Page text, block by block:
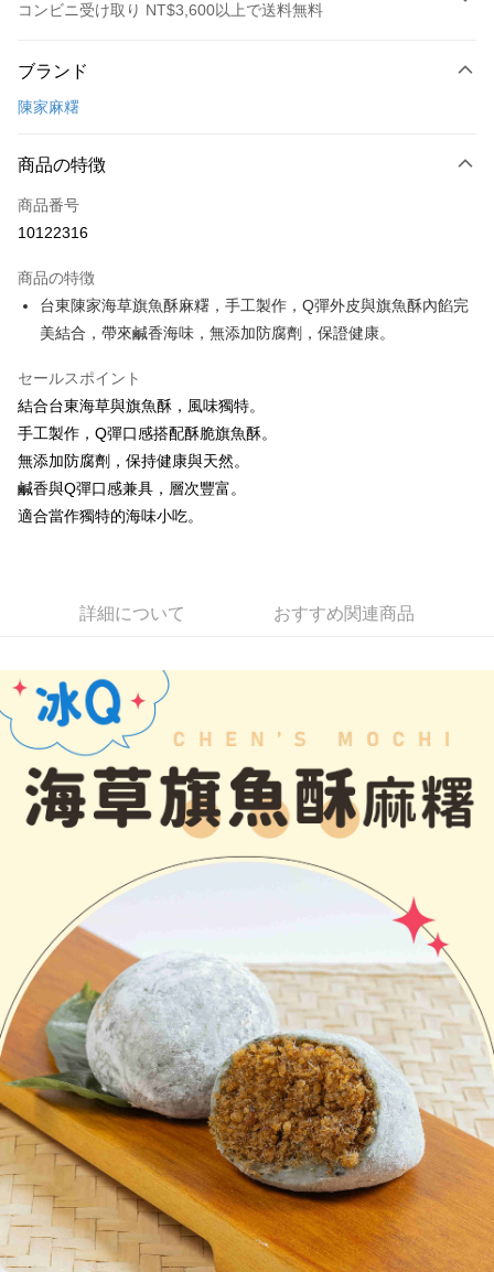
コンビニ受け取り NT$3,600以上で送料無料
クレジットカード1回払い
AFTEE代金後払い
一、 AFTEE代金後払いについて
1.お支払い方法でAFTEE代金後払いを選択すると、携帯電話認証ウィンド
2.SMSで認証してお支払い手続を進めてください。
3.注文するときのお支払いは不要です。商品はご指定の住所に配送されま
す。
4.ご注文が完了すると、携帯に支払い通知のSMSが届きます。アプリ会員
5.商品受け取り時のお支払いは不要です。商品を確かめてから、SMSまた
グでお支払いください。
代金納付期限は最短で 14 日以内ですので、ご注意ください。AFTEE アプ
リをダウンロードして AFTEE 会員になるとお支払い期限を最長 45 日以内
まで延長できます。
わらず、AFTEEで指定された期限内にお支払いください。
1.初回 AFTEEを ご利用の際に、認証結果及び当社の審査の結果に基づ
き、限度額が設定されます。
2.決済金額は最低NT$20です。
3.現在、台湾の会員のみご利用いただけます。
三、利用規約「AFTEE代金後払い」（以下当サービスという）はネットプ
ロテクションズ（以下 AFTEE という）が提供し、AFTEEが代金を徴収し
ます。当サービスご利用の際に提供しなければならない個人情報（注文者
の氏名、電話番号、受取人の氏名、電話番号、受取人住所を含むがこれに
す。AFTEEの個人情報の収集、処理、利用について、詳細はAFTEE公式ホ
ームページの『個人情報の収集、処理及び利用に関する声明』をご参照く
https://aftee.tw/privacypolicy/
AFTEEの初回ご利用の際に、審査を通過すれば、最高額がNT$10,000にな
ります。支払い期限を過ぎた場合、その金額に基づいて年利20%の遅延滞
納金が加算されます。未成年の利用者は、事前に法定代理人または後見人
の同意を得ればAFTEEをご利用いただけます。
個人情報の処理、利用について疑問がある、または関連する法律の権利を
行使したい場合は、ネットプロテクションズcs_tw@netprotections.co.jp
にご連絡ください。上記に示した個人情報を、必要な購入注文書とあわせ
てAFTEEにご提供いただく、またはAFTEEにあなたの個人情報の収集、処
理、利用を許可することににご同意いただけない場合は、当サービスを選
択しないでください。
ATM払い
代金引換
配送方法
配送毎にNT$200、NT$3,600以上で送料無料
冷藏宅配
配送毎にNT$250、NT$3,600以上で送料無料
冷藏貨到付款
ブランド
陳家麻糬
商品の特徴
商品番号
10122316
商品の特徴
台東陳家海草旗魚酥麻糬，手工製作，Q彈外皮與旗魚酥內餡完
美結合，帶來鹹香海味，無添加防腐劑，保證健康。
セールスポイント
結合台東海草與旗魚酥，風味獨特。
手工製作，Q彈口感搭配酥脆旗魚酥。
無添加防腐劑，保持健康與天然。
鹹香與Q彈口感兼具，層次豐富。
適合當作獨特的海味小吃。
詳細について おすすめ関連商品